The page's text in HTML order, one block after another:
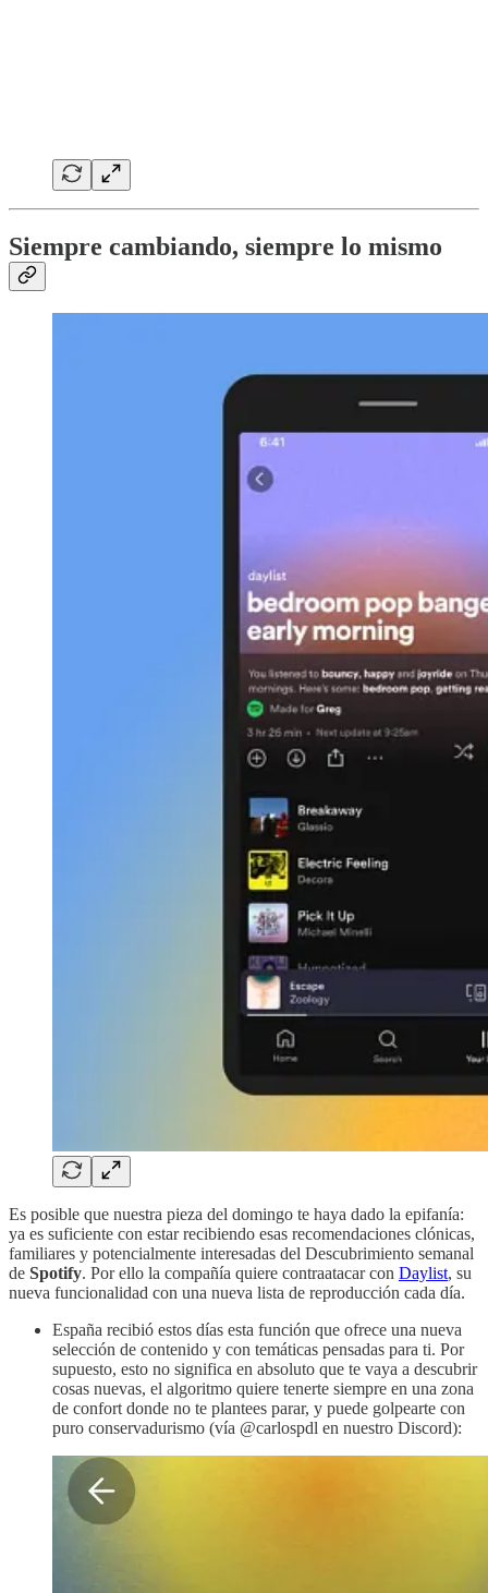
Siempre cambiando, siempre lo mismo
Es posible que nuestra pieza del domingo te haya dado la epifanía:
ya es suficiente con estar recibiendo esas recomendaciones clónicas,
familiares y potencialmente interesadas del Descubrimiento semanal
de Spotify. Por ello la compañía quiere contraatacar con Daylist, su
nueva funcionalidad con una nueva lista de reproducción cada día.
España recibió estos días esta función que ofrece una nueva
selección de contenido y con temáticas pensadas para ti. Por
supuesto, esto no significa en absoluto que te vaya a descubrir
cosas nuevas, el algoritmo quiere tenerte siempre en una zona
de confort donde no te plantees parar, y puede golpearte con
puro conservadurismo (vía @carlospdl en nuestro Discord):